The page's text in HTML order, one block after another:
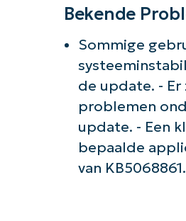
Bekende
Sommige
de update. -
problemen
update. - Een
bepaalde
van KB5068861.